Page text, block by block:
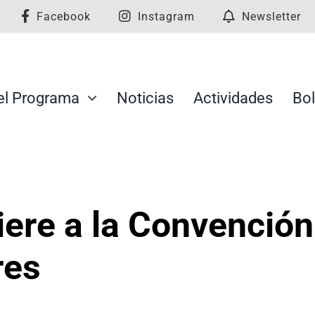
Facebook Instagram Newsletter
Programa Noticias Actividades
a la